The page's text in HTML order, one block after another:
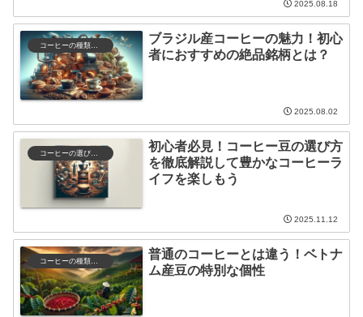
2025.08.18
コーヒーの種類と特徴
ブラジル産コーヒーの魅力！初心
者におすすめの絶品銘柄とは？
2025.08.02
コーヒーの選び方と保存
初心者必見！コーヒー豆の選び方
を徹底解説して豊かなコーヒーラ
イフを楽しもう
2025.11.12
コーヒーの種類と特徴
普通のコーヒーとは違う！ベトナ
ム産豆の特別な個性